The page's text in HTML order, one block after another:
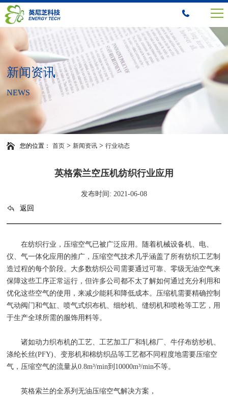
新闻资讯
NEWS
您的位置： 首页 >新闻资讯 >行业动态
英格索兰空压机纺织行业应用
发布时间: 2021-06-08
返回
在纺织行业，压缩空气已被广泛应用。随着机械设备机、电、
仪、气一体化应用的推广，压缩空气技术几乎涵盖了所有纺织工艺制
造过程的每个阶段。大多数纺织公司需要通过可靠、零级无油空气来
保障这些工序正常运行，但许多公司都不太了解如何通过充分利用和
优化这些空气的使用，来减少能耗和降低成本。压缩机需要精确控制
气动阀门和气缸、喷气式织布机、细纱机、缝纫机和喷枪等工艺，用
于生产全球所需的服饰用料等。
诸如动力织布机的工艺、工艺加工厂和轧棉厂、牛仔布纺纱机、
涤纶长丝(PFY)、变形机和棉纺织品等工艺都不同程度地需要压缩空
气，压缩空气的流量从0.8m³/min到10000m³/min不等。
英格索兰的全系列无油压缩空气解决方案，